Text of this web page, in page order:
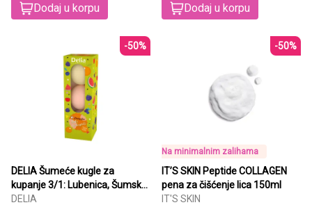
Dodaj u korpu Dodaj u korpu
-50%
DELIA Šumeće kugle za
kupanje 3/1: Lubenica, Šumsko
voće, Pomorandža 3X100g
DELIA
-50%
Na minimalnim zalihama
IT’S SKIN Peptide COLLAGEN
pena za čišćenje lica 150ml
IT'S SKIN